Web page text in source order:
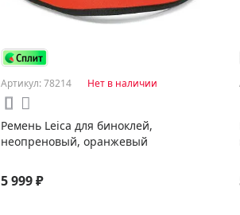
Артикул: 78214 Нет в наличии
Ремень Leica для биноклей,
неопреновый, оранжевый
5 999 ₽